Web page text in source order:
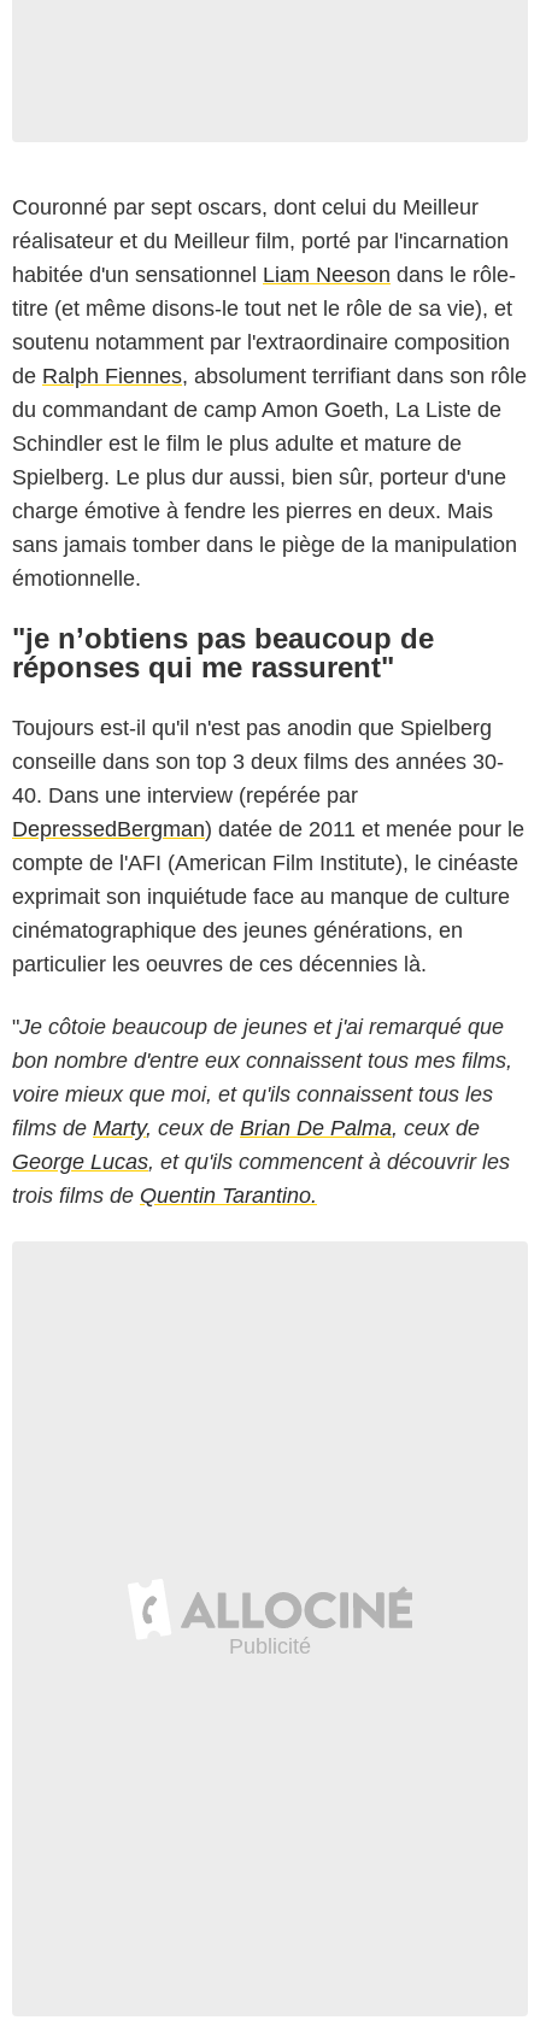
Couronné par sept oscars, dont celui du Meilleur
réalisateur et du Meilleur film, porté par l'incarnation
habitée d'un sensationnel Liam Neeson dans le rôle-
titre (et même disons-le tout net le rôle de sa vie), et
soutenu notamment par l'extraordinaire composition
de Ralph Fiennes, absolument terrifiant dans son rôle
du commandant de camp Amon Goeth, La Liste de
Schindler est le film le plus adulte et mature de
Spielberg. Le plus dur aussi, bien sûr, porteur d'une
charge émotive à fendre les pierres en deux. Mais
sans jamais tomber dans le piège de la manipulation
émotionnelle.
"je n’obtiens pas beaucoup de
réponses qui me rassurent"
Toujours est-il qu'il n'est pas anodin que Spielberg
conseille dans son top 3 deux films des années 30-
40. Dans une interview (repérée par
DepressedBergman) datée de 2011 et menée pour le
compte de l'AFI (American Film Institute), le cinéaste
exprimait son inquiétude face au manque de culture
cinématographique des jeunes générations, en
particulier les oeuvres de ces décennies là.
"Je côtoie beaucoup de jeunes et j'ai remarqué que
bon nombre d'entre eux connaissent tous mes films,
voire mieux que moi, et qu'ils connaissent tous les
films de Marty, ceux de Brian De Palma, ceux de
George Lucas, et qu'ils commencent à découvrir les
trois films de Quentin Tarantino.